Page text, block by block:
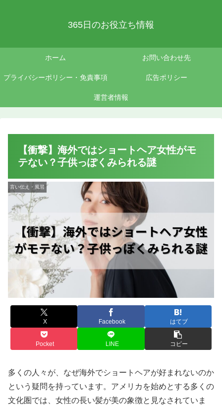
365日のお役立ち情報
ホーム お問い合わせ先
プライバシーポリシー・免責事項 広告ポリシー
運営者情報
【衝撃】海外ではショートヘア女性がモ
テない？子供っぽくみられる謎
言い伝え・風習
X Facebook はてブ
Pocket LINE コピー
多くの人々が、なぜ海外でショートヘアが好まれないのか
という疑問を持っています。アメリカを始めとする多くの
文化圏では、女性の長い髪が美の象徴と見なされていま